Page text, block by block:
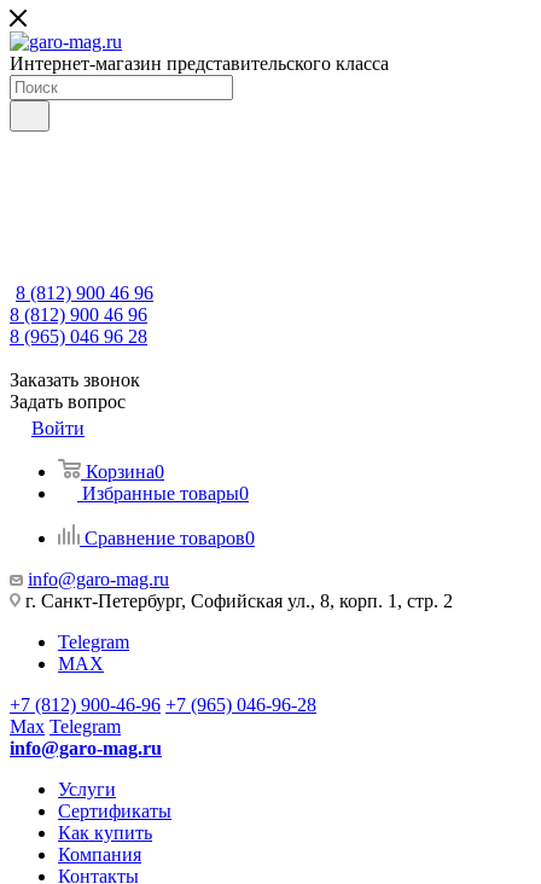
Интернет-магазин представительского класса
8 (812) 900 46 96
8 (812) 900 46 96
8 (965) 046 96 28
Заказать звонок
Задать вопрос
Войти
Корзина0
Избранные товары0
Сравнение товаров0
info@garo-mag.ru
г. Санкт-Петербург, Софийская ул., 8, корп. 1, стр. 2
Telegram
MAX
+7 (812) 900-46-96 +7 (965) 046-96-28
Max Telegram
info@garo-mag.ru
Услуги
Сертификаты
Как купить
Компания
Контакты